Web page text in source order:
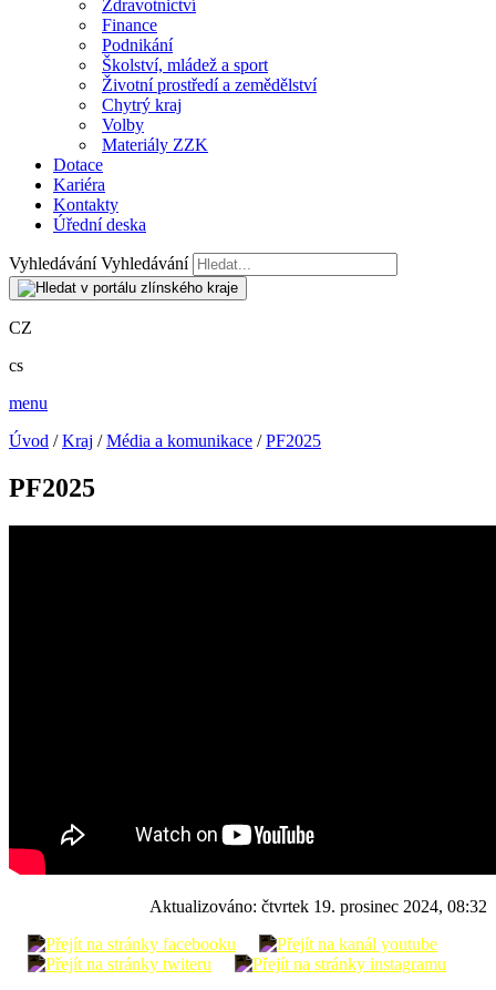
Zdravotnictví
Finance
Podnikání
Školství, mládež a sport
Životní prostředí a zemědělství
Chytrý kraj
Volby
Materiály ZZK
Dotace
Kariéra
Kontakty
Úřední deska
Vyhledávání Vyhledávání
CZ
cs
menu
Úvod /Kraj /Média a komunikace /PF2025
PF2025
Aktualizováno: čtvrtek 19. prosinec 2024, 08:32